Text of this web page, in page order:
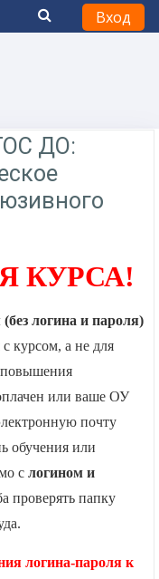
Вход
ДО:
КУРСА!
логина и пароля)
с курсом, а не для
повышения
или ваше ОУ
почту
обучения или
с логином и
проверять папку
логина-пароля к